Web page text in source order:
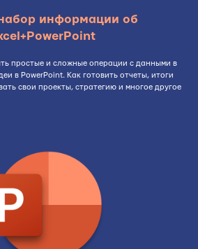
информации об
простые и сложные операции с данными в
в PowerPoint. Как готовить отчеты, итоги
свои проекты, стратегию и многое другое